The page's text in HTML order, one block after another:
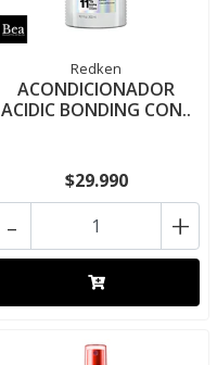
Redken
ACONDICIONADOR
ACIDIC BONDING CON..
$29.990
+
-